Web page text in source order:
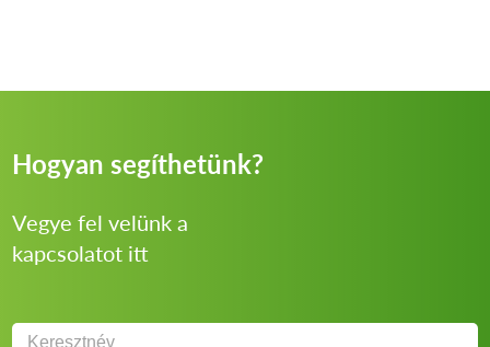
Hogyan segíthetünk?
Vegye fel velünk a
kapcsolatot itt